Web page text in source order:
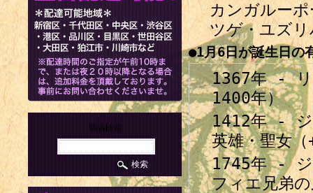
カンガルー
ツゲ・ユズ
●1月6日が誕生日の
1367年 - リ
1400年）
1412年 - ジ
英雄・聖女
1745年 - ジ
フィエ兄弟
商品検索